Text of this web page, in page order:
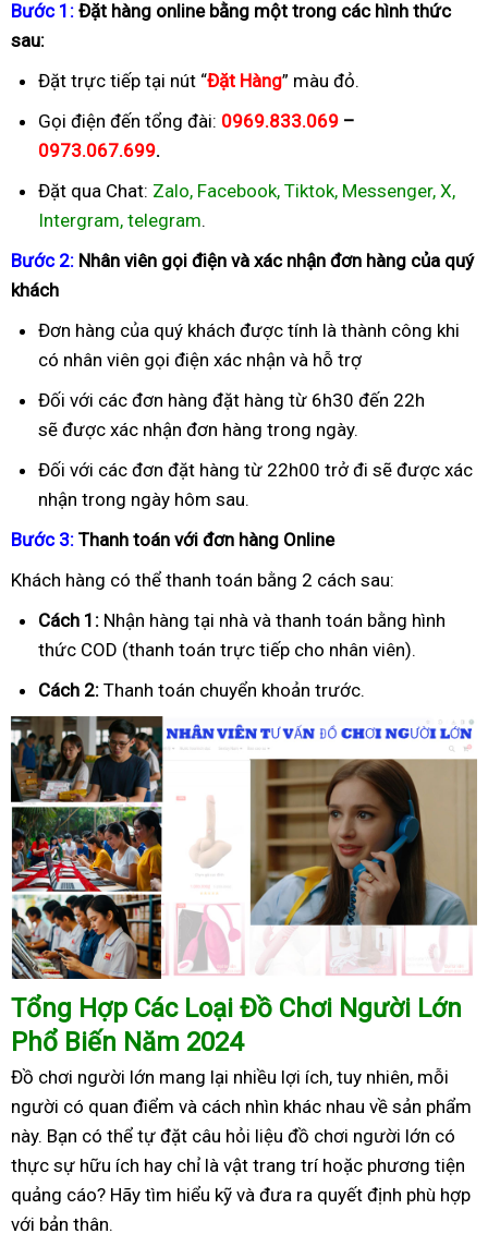
Bước 1: Đặt hàng online bằng một trong các hình thức
sau:
Đặt trực tiếp tại nút “Đặt Hàng” màu đỏ.
Gọi điện đến tổng đài: 0969.833.069 –
0973.067.699.
Đặt qua Chat: Zalo, Facebook, Tiktok, Messenger, X,
Intergram, telegram.
Bước 2: Nhân viên gọi điện và xác nhận đơn hàng của quý
khách
Đơn hàng của quý khách được tính là thành công khi
có nhân viên gọi điện xác nhận và hỗ trợ
Đối với các đơn hàng đặt hàng từ 6h30 đến 22h
sẽ được xác nhận đơn hàng trong ngày.
Đối với các đơn đặt hàng từ 22h00 trở đi sẽ được xác
nhận trong ngày hôm sau.
Bước 3: Thanh toán với đơn hàng Online
Khách hàng có thể thanh toán bằng 2 cách sau:
Cách 1: Nhận hàng tại nhà và thanh toán bằng hình
thức COD (thanh toán trực tiếp cho nhân viên).
Cách 2: Thanh toán chuyển khoản trước.
Tổng Hợp Các Loại Đồ Chơi Người Lớn
Phổ Biến Năm 2024
Đồ chơi người lớn mang lại nhiều lợi ích, tuy nhiên, mỗi
người có quan điểm và cách nhìn khác nhau về sản phẩm
này. Bạn có thể tự đặt câu hỏi liệu đồ chơi người lớn có
thực sự hữu ích hay chỉ là vật trang trí hoặc phương tiện
quảng cáo? Hãy tìm hiểu kỹ và đưa ra quyết định phù hợp
với bản thân.